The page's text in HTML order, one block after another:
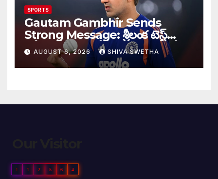
SPORTS
Gautam Gambhir Sends
Strong Message: శ్రీలంక టెస్ట్
సిరీస్‌కు ముందు టీమిండియాకు గంభీర్
వార్నింగ్…
AUGUST 6, 2026 SHIVA SWETHA
1 1 2 5 6 4